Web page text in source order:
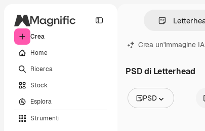
Crea
Home
Ricerca
Stock
Esplora
Strumenti
Crea un'immagine IA
PSD di Letterhead
PSD